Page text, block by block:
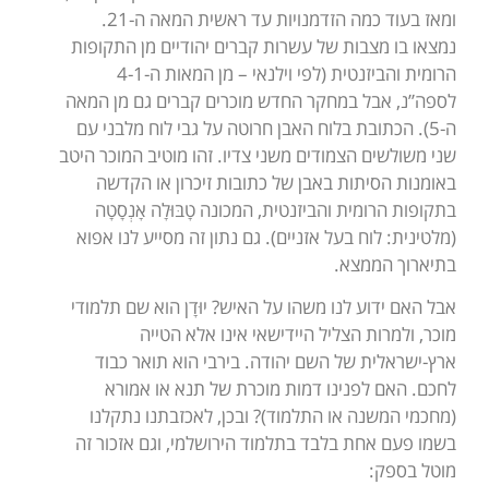
ומאז בעוד כמה הזדמנויות עד ראשית המאה ה-21.
נמצאו בו מצבות של עשרות קברים יהודיים מן התקופות
הרומית והביזנטית (לפי וילנאי – מן המאות ה-4-1
לספה”נ, אבל במחקר החדש מוכרים קברים גם מן המאה
ה-5). הכתובת בלוח האבן חרוטה על גבי לוח מלבני עם
שני משולשים הצמודים משני צדיו. זהו מוטיב המוכר היטב
באומנות הסיתות באבן של כתובות זיכרון או הקדשה
בתקופות הרומית והביזנטית, המכונה טָבּוּלָה אָנְסָטָה
(מלטינית: לוח בעל אזניים). גם נתון זה מסייע לנו אפוא
בתיארוך הממצא.
אבל האם ידוע לנו משהו על האיש? יוּדָן הוא שם תלמודי
מוכר, ולמרות הצליל היידישאי אינו אלא הטייה
ארץ-ישראלית של השם יהודה. בירבי הוא תואר כבוד
לחכם. האם לפנינו דמות מוכרת של תנא או אמורא
(מחכמי המשנה או התלמוד)? ובכן, לאכזבתנו נתקלנו
בשמו פעם אחת בלבד בתלמוד הירושלמי, וגם אזכור זה
מוטל בספק: